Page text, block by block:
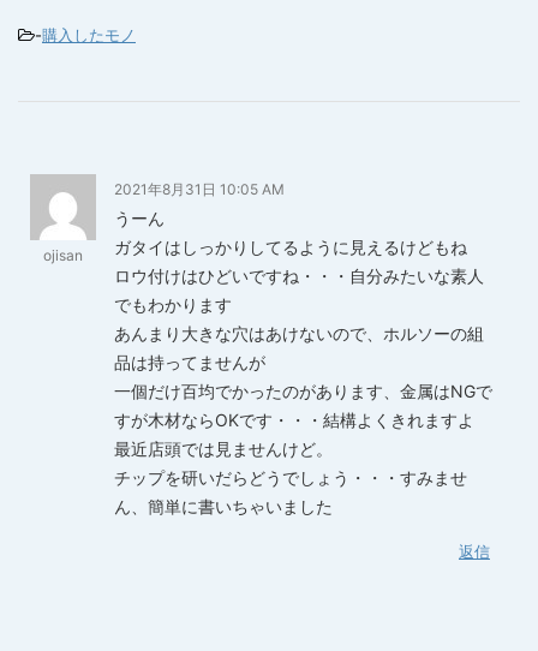
-購入したモノ
ojisan
2021年8月31日 10:05 AM
うーん
ガタイはしっかりしてるように見えるけどもね
ロウ付けはひどいですね・・・自分みたいな素人
でもわかります
あんまり大きな穴はあけないので、ホルソーの組
品は持ってませんが
一個だけ百均でかったのがあります、金属はNGで
すが木材ならOKです・・・結構よくきれますよ
最近店頭では見ませんけど。
チップを研いだらどうでしょう・・・すみませ
ん、簡単に書いちゃいました
返信